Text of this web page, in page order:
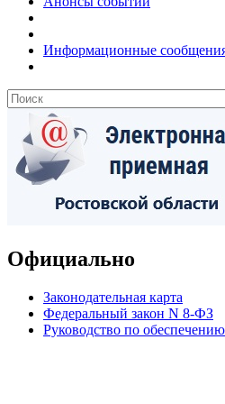
Информационные
Официально
Законодательная карта
Федеральный закон N 8-ФЗ
Руководство по